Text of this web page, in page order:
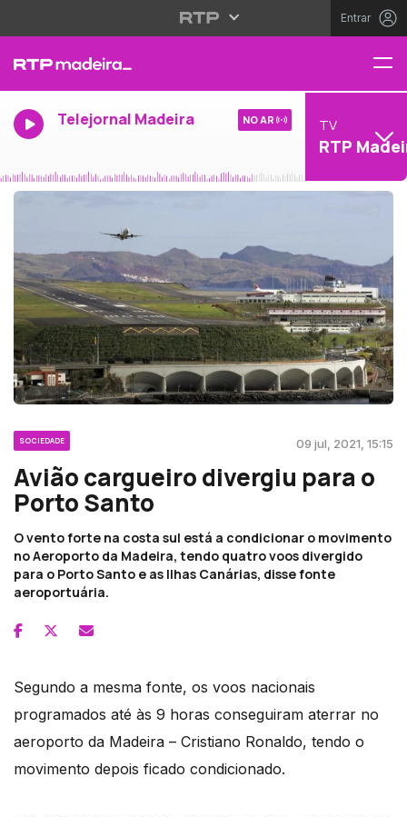
Entrar
Telejornal Madeira NO AR TV
RTP
SOCIEDADE 09 jul, 2021, 15:15
Avião cargueiro divergiu para o
Porto Santo
O vento forte na costa sul está a condicionar o movimento
no Aeroporto da Madeira, tendo quatro voos divergido
para o Porto Santo e as Ilhas Canárias, disse fonte
aeroportuária.
Segundo a mesma fonte, os voos nacionais
programados até às 9 horas conseguiram aterrar no
aeroporto da Madeira – Cristiano Ronaldo, tendo o
movimento depois ficado condicionado.